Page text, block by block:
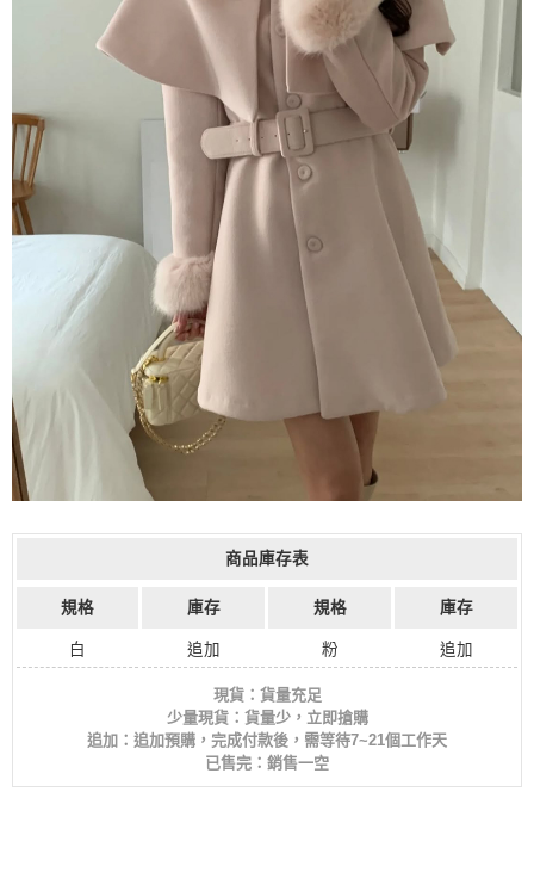
商品庫存表
規格 庫存 規格 庫存
白 追加 粉 追加
現貨：貨量充足
少量現貨：貨量少，立即搶購
追加：追加預購，完成付款後，需等待7~21個工作天
已售完：銷售一空